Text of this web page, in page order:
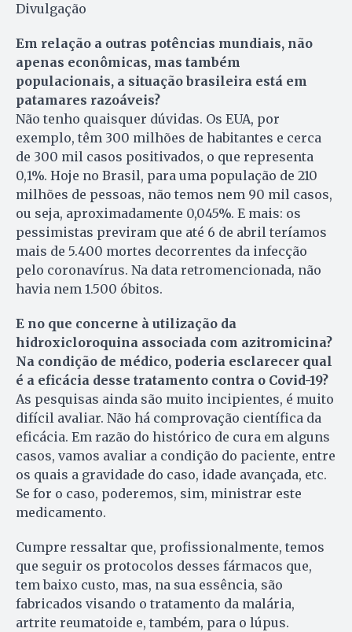
Divulgação
Em relação a outras potências mundiais, não
apenas econômicas, mas também
populacionais, a situação brasileira está em
patamares razoáveis?
Não tenho quaisquer dúvidas. Os EUA, por
exemplo, têm 300 milhões de habitantes e cerca
de 300 mil casos positivados, o que representa
0,1%. Hoje no Brasil, para uma população de 210
milhões de pessoas, não temos nem 90 mil casos,
ou seja, aproximadamente 0,045%. E mais: os
pessimistas previram que até 6 de abril teríamos
mais de 5.400 mortes decorrentes da infecção
pelo coronavírus. Na data retromencionada, não
havia nem 1.500 óbitos.
E no que concerne à utilização da
hidroxicloroquina associada com azitromicina?
Na condição de médico, poderia esclarecer qual
é a eficácia desse tratamento contra o Covid-19?
As pesquisas ainda são muito incipientes, é muito
difícil avaliar. Não há comprovação científica da
eficácia. Em razão do histórico de cura em alguns
casos, vamos avaliar a condição do paciente, entre
os quais a gravidade do caso, idade avançada, etc.
Se for o caso, poderemos, sim, ministrar este
medicamento.
Cumpre ressaltar que, profissionalmente, temos
que seguir os protocolos desses fármacos que,
tem baixo custo, mas, na sua essência, são
fabricados visando o tratamento da malária,
artrite reumatoide e, também, para o lúpus.